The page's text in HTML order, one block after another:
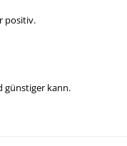
positiv.
günstiger kann.